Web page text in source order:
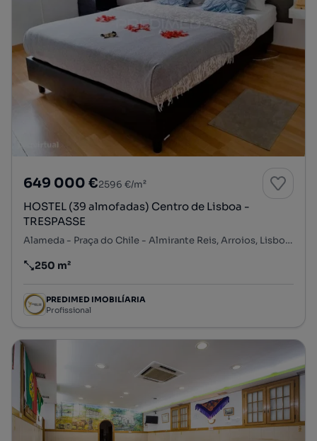
649 000 €2596 €/m²
HOSTEL (39 almofadas) Centro de Lisboa -
TRESPASSE
Alameda - Praça do Chile - Almirante Reis, Arroios, Lisboa, Lisboa
Preço por metro quadrado
250 m²
PREDIMED IMOBILÍARIA
Profissional